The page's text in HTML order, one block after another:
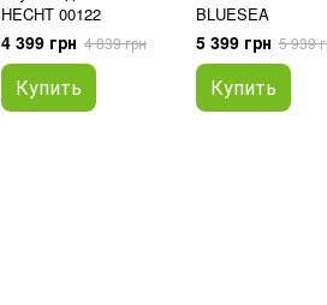
HECHT 00122
4 399 грн 4 839 грн
Купить
BLUESEA
5 399 грн 5 939
Купить